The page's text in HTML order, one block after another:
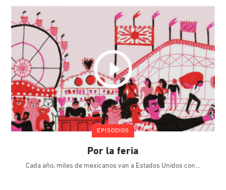
EPISODIOS
Por la feria
Cada año, miles de mexicanos van a Estados Unidos con